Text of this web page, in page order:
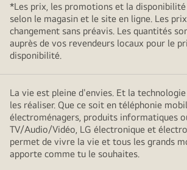
*Les prix, les promotions et la
selon le magasin et le site en ligne. Les
changement sans préavis. Les quantités
auprès de vos revendeurs locaux pour le
disponibilité.
La vie est pleine d'envies. Et la
les réaliser. Que ce soit en téléphonie
électroménagers, produits informatiques
TV/Audio/Vidéo, LG électronique et
permet de vivre la vie et tous les grands
apporte comme tu le souhaites.